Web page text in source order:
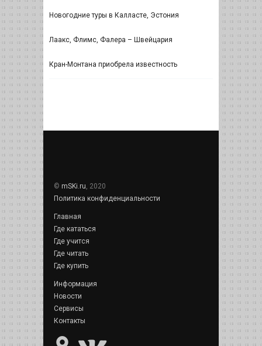
Новогодние туры в Калласте, Эстония
Лаакс, Флимс, Фалера – Швейцария
Кран-Монтана приобрела известность
© mSKi.ru, 2020
Политика конфиденциальности
Главная
Где кататься
Где учится
Где читать
Где купить
Информация
Новости
Сервисы
Контакты